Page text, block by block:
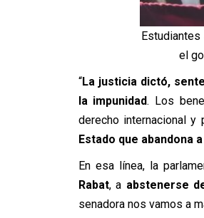
el
“La justicia dictó,
la impunidad. Los
derecho internacional y
Estado que abandona
En esa línea, la
Rabat, a abstenerse
senadora nos vamos a